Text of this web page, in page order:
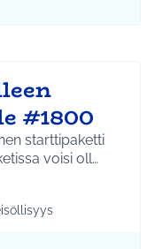
#1800
starttipaketti
voisi oll…
Tuusula
mukaan: Hyvinvointi ja